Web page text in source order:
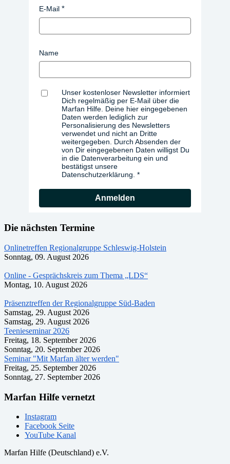
E-Mail
Name
Unser kostenloser Newsletter informiert
Dich regelmäßig per E-Mail über die
Marfan Hilfe. Deine hier eingegebenen
Daten werden lediglich zur
Personalisierung des Newsletters
verwendet und nicht an Dritte
weitergegeben. Durch Absenden der
von Dir eingegebenen Daten willigst Du
in die Datenverarbeitung ein und
bestätigst unsere
Datenschutzerklärung.
Anmelden
Die nächsten Termine
Onlinetreffen Regionalgruppe Schleswig-Holstein
Sonntag, 09. August 2026
Online - Gesprächskreis zum Thema „LDS“
Montag, 10. August 2026
Präsenztreffen der Regionalgruppe Süd-Baden
Samstag, 29. August 2026
Samstag, 29. August 2026
Teenieseminar 2026
Freitag, 18. September 2026
Sonntag, 20. September 2026
Seminar "Mit Marfan älter werden"
Freitag, 25. September 2026
Sonntag, 27. September 2026
Marfan Hilfe vernetzt
Instagram
Facebook Seite
YouTube Kanal
Marfan Hilfe (Deutschland) e.V.